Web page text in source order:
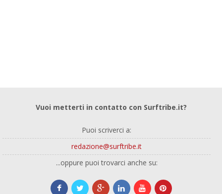
Vuoi metterti in contatto con Surftribe.it?
Puoi scriverci a:
redazione@surftribe.it
...oppure puoi trovarci anche su: